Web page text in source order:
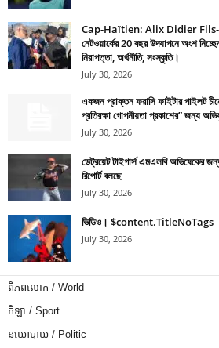
Cap-Haïtien: Alix Didier Fils-Aimé
নেটওয়ার্কের 20 বছর উদযাপনে অংশ
নিরাপত্তা, অর্থনীতি, সংস্কৃতি।
July 30, 2026
একজন প্রাক্তন ফরাসি ফাইটার পাইলট
প্রতিরক্ষা গোপনীয়তা প্রকাশের” জন্য
July 30, 2026
ডেট্রয়েট টাইগার্স এমএলবি অভিষেকের
রিপোর্ট বলছে
July 30, 2026
ভিডিও। $content.TitleNoTags
July 30, 2026
ពិភពលោក / World
កីឡា / Sport
នយោបាយ / Politic